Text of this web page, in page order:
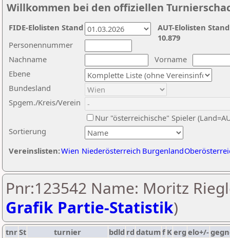
Willkommen bei den offiziellen
Nachname
Vorname
Ebene
Sortierung
Personennummer
Bundesland
Spgem./Kreis/Verein
Nur "österreichische" Spieler
Vereinslisten:Wien Niederösterreich Burgenland
AUT-Elolisten
10.879
FIDE-Elolisten Stand
Pnr:123542 Name: Moritz
Grafik Partie-Statistik)
tnrSt turnier bdld rd datumf Kerg elo+/-